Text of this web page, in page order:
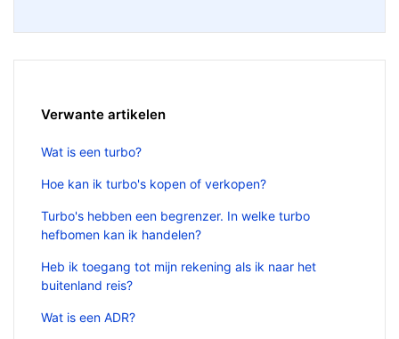
Verwante artikelen
Wat is een turbo?
Hoe kan ik turbo's kopen of verkopen?
Turbo's hebben een begrenzer. In welke turbo
hefbomen kan ik handelen?
Heb ik toegang tot mijn rekening als ik naar het
buitenland reis?
Wat is een ADR?